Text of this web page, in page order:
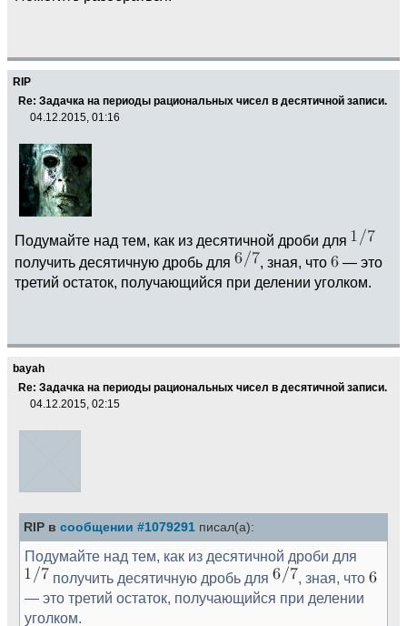
RIP
Re: Задачка на периоды рациональных чисел в десятичной записи.
04.12.2015, 01:16
Подумайте над тем, как из десятичной дроби для
получить десятичную дробь для
, зная, что
— это
третий остаток, получающийся при делении уголком.
bayah
Re: Задачка на периоды рациональных чисел в десятичной записи.
04.12.2015, 02:15
RIP в сообщении #1079291 писал(а):
Подумайте над тем, как из десятичной дроби для
получить десятичную дробь для
, зная, что
— это третий остаток, получающийся при делении
уголком.